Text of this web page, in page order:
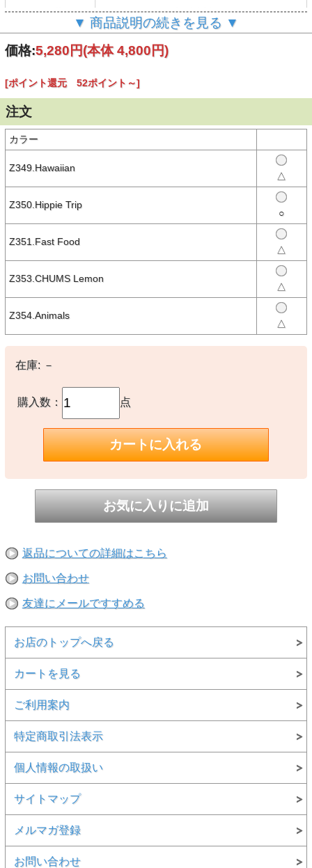
（単位：cm）
【商品説明】
表と裏で2種類のデザインを楽しめる、リバーシブルのバケットハッ
ト
〈素材特性〉
無地面には吸水性に優れたパイル素材を、柄面には吸水・速乾性に優
れたポリエステル100％を使用。さらっとした被り心地で、季候やシ
・ユニセックス対応
・2種類のデザインを楽しめるリバーシブル仕様
・無地面にはフロントにCHUMSロゴ刺繍を配置
○Back Side（柄）：Polyester 100%
○中国製
【備考】
※柄デザインは生地の取り都合によりプリントの出方が1点1点異な
ります
※撮影時の環境やご使用のPCモニター等の環境により実際の色味と
多少異なる場合があります。
※当店取扱い商品は一部店頭在庫と共有をしております。
ご注文時に「在庫あり」の表示でも、実際は売り違いにより欠品が発
生し、やむをえずご注文をキャンセルさせていただく場合がございま
す。完売や欠品の場合は大変ご迷惑をおかけしますが、予めご了承の
うえ注文いただきますようお願い申し上げます。
▼ 商品説明の続きを見る ▼
価格:5,280円(本体 4,800円)
[ポイント還元 52ポイント～]
注文
カラー
Z349.Hawaiian
△
Z350.Hippie Trip
○
Z351.Fast Food
△
Z353.CHUMS Lemon
△
Z354.Animals
△
在庫: －
購入数： 点
返品についての詳細はこちら
お問い合わせ
友達にメールですすめる
お店のトップへ戻る
カートを見る
ご利用案内
特定商取引法表示
個人情報の取扱い
サイトマップ
メルマガ登録
お問い合わせ